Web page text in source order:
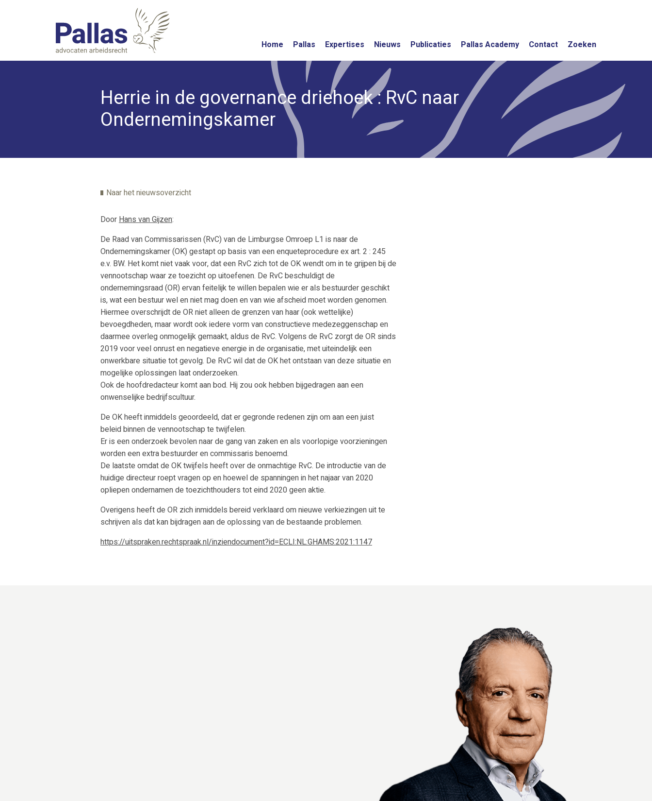
Home Pallas Expertises Nieuws Publicaties Pallas Academy Contact Zoeken
Herrie in de governance driehoek : RvC naar
Ondernemingskamer
Naar het nieuwsoverzicht
DoorHans van Gijzen:
De Raad van Commissarissen (RvC) van de Limburgse Omroep L1 is naar de
Ondernemingskamer (OK) gestapt op basis van een enqueteprocedure ex art. 2 : 245
e.v. BW. Het komt niet vaak voor, dat een RvC zich tot de OK wendt om in te grijpen bij de
vennootschap waar ze toezicht op uitoefenen. De RvC beschuldigt de
ondernemingsraad (OR) ervan feitelijk te willen bepalen wie er als bestuurder geschikt
is, wat een bestuur wel en niet mag doen en van wie afscheid moet worden genomen.
Hiermee overschrijdt de OR niet alleen de grenzen van haar (ook wettelijke)
bevoegdheden, maar wordt ook iedere vorm van constructieve medezeggenschap en
daarmee overleg onmogelijk gemaakt, aldus de RvC. Volgens de RvC zorgt de OR sinds
2019 voor veel onrust en negatieve energie in de organisatie, met uiteindelijk een
onwerkbare situatie tot gevolg. De RvC wil dat de OK het ontstaan van deze situatie en
mogelijke oplossingen laat onderzoeken.
Ook de hoofdredacteur komt aan bod. Hij zou ook hebben bijgedragen aan een
onwenselijke bedrijfscultuur.
De OK heeft inmiddels geoordeeld, dat er gegronde redenen zijn om aan een juist
beleid binnen de vennootschap te twijfelen.
Er is een onderzoek bevolen naar de gang van zaken en als voorlopige voorzieningen
worden een extra bestuurder en commissaris benoemd.
De laatste omdat de OK twijfels heeft over de onmachtige RvC. De introductie van de
huidige directeur roept vragen op en hoewel de spanningen in het najaar van 2020
opliepen ondernamen de toezichthouders tot eind 2020 geen aktie.
Overigens heeft de OR zich inmiddels bereid verklaard om nieuwe verkiezingen uit te
schrijven als dat kan bijdragen aan de oplossing van de bestaande problemen.
https://uitspraken.rechtspraak.nl/inziendocument?id=ECLI:NL:GHAMS:2021:1147